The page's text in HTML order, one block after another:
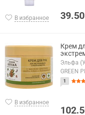
В избранное 39.50
В избранное
Крем
Эльфа
GREEN
1